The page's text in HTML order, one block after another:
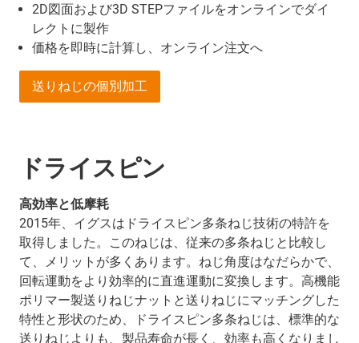
2D図面および3D STEPファイルをオンラインでダイ
レクトに製作
価格を即時に計算し、オンライン注文へ
送りねじの個別加工
ドライスピン
高効率と低摩耗
2015年、イグスはドライスピン多条ねじ技術の特許を
取得しました。このねじは、従来の多条ねじと比較し
て、メリットが多くあります。ねじ角度はなだらかで、
回転運動をより効率的に直進運動に変換します。高機能
ポリマー製送りねじナットと送りねじにマッチングした
特性と形状のため、ドライスピン多条ねじは、標準的な
送りねじよりも、製品寿命が長く、効率も高くなりまし